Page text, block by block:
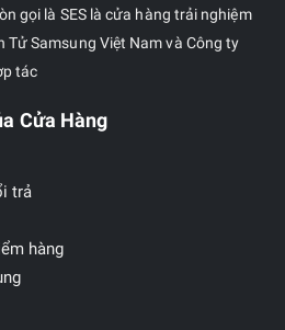
gọi là SES là cửa hàng trải nghiệm
Tử Samsung Việt Nam và Công ty
tác
Cửa Hàng
trả
hàng